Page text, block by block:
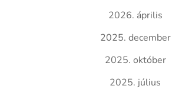
2026. április
2025. december
2025. október
2025. július